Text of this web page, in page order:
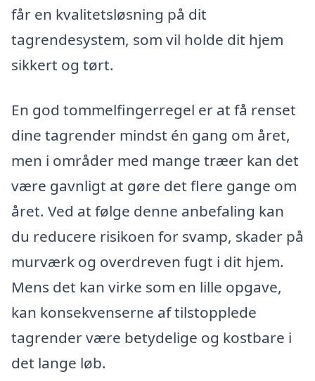
får en kvalitetsløsning på dit
tagrendesystem, som vil holde dit hjem
sikkert og tørt.
En god tommelfingerregel er at få renset
dine tagrender mindst én gang om året,
men i områder med mange træer kan det
være gavnligt at gøre det flere gange om
året. Ved at følge denne anbefaling kan
du reducere risikoen for svamp, skader på
murværk og overdreven fugt i dit hjem.
Mens det kan virke som en lille opgave,
kan konsekvenserne af tilstopplede
tagrender være betydelige og kostbare i
det lange løb.